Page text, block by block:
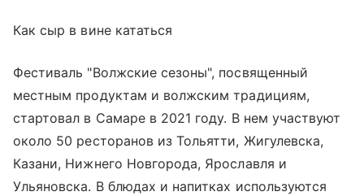
Как сыр в вине кататься
Фестиваль "Волжские сезоны", посвященный
местным продуктам и волжским традициям,
стартовал в Самаре в 2021 году. В нем участвуют
около 50 ресторанов из Тольятти, Жигулевска,
Казани, Нижнего Новгорода, Ярославля и
Ульяновска. В блюдах и напитках используются